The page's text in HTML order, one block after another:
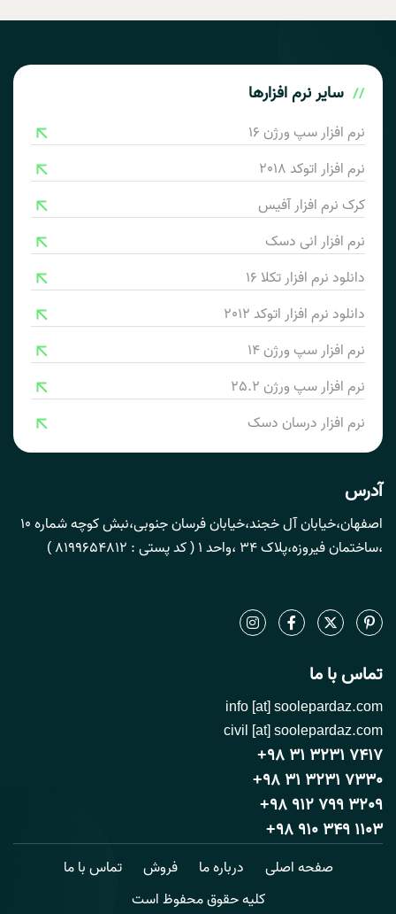
سایرنرم افزارها
نرم افزار سپ ورژن 16
نرم افزار اتوکد 2018
کرک نرم افزار آفیس
نرم افزار انی دسک
دانلود نرم افزار تکلا 16
دانلود نرم افزار اتوکد 2012
نرم افزار سپ ورژن 14
نرم افزار سپ ورژن 25.2
نرم افزار درسان دسک
آدرس
اصفهان،خیابان آل خجند،خیابان فرسان جنوبی،نبش کوچه شماره 10
،ساختمان فیروزه،پلاک 34 ،واحد 1 ( کد پستی : 8199654812 )
تماس با ما
info [at] soolepardaz.com
civil [at] soolepardaz.com
+98 31 3231 7417
+98 31 3231 7330
+98 912 799 3209
+98 910 349 1103
صفحه اصلی درباره ما فروش
تماس با ما
کلیه حقوق محفوظ است